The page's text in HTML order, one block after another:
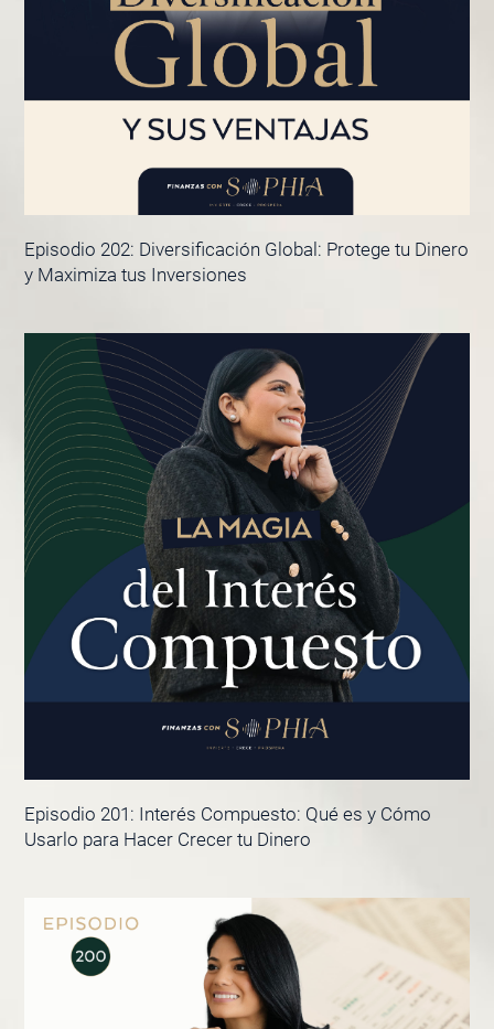
Episodio 202: Diversificación Global: Protege tu Dinero
y Maximiza tus Inversiones
Episodio 201: Interés Compuesto: Qué es y Cómo
Usarlo para Hacer Crecer tu Dinero